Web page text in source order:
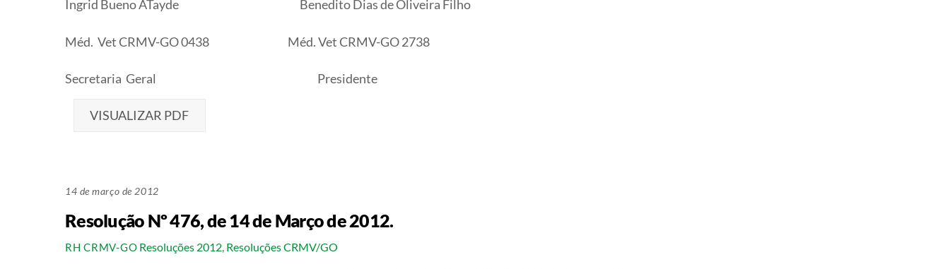
Ingrid Bueno ATayde Benedito Dias de Oliveira Filho
Méd. Vet CRMV-GO 0438 Méd. Vet CRMV-GO 2738
Secretaria Geral Presidente
VISUALIZAR PDF
14 de março de 2012
Resolução Nº 476, de 14 de Março de 2012.
RH CRMV-GO Resoluções 2012, Resoluções CRMV/GO